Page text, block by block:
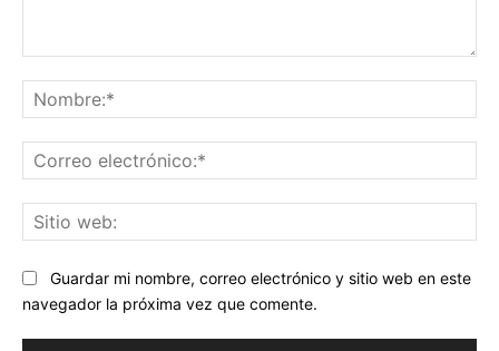
Guardar mi nombre, correo electrónico y sitio web en este
navegador la próxima vez que comente.